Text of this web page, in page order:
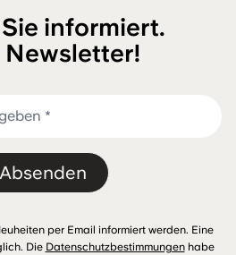
informiert.
Newsletter!
Absenden
per Email informiert werden. Eine
Die Datenschutzbestimmungenhabe